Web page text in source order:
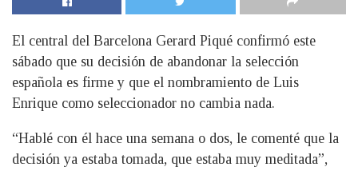
El central del Barcelona Gerard Piqué confirmó este
sábado que su decisión de abandonar la selección
española es firme y que el nombramiento de Luis
Enrique como seleccionador no cambia nada.
“Hablé con él hace una semana o dos, le comenté que la
decisión ya estaba tomada, que estaba muy meditada”,